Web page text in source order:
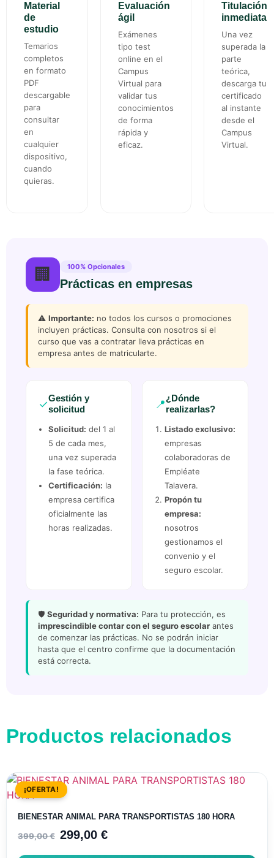
Material
de
estudio
Temarios
completos
en formato
PDF
descargable
para
consultar
en
cualquier
dispositivo,
cuando
quieras.
Evaluación
ágil
Exámenes
tipo test
online en el
Campus
Virtual para
validar tus
conocimientos
de forma
rápida y
eficaz.
Titulación
inmediata
Una vez
superada la
parte
teórica,
descarga tu
certificado
al instante
desde el
Campus
Virtual.
🏢 100% Opcionales
Prácticas en empresas
⚠️ Importante: no todos los cursos o promociones
incluyen prácticas. Consulta con nosotros si el
curso que vas a contratar lleva prácticas en
empresa antes de matricularte.
✓Gestión y
solicitud
Solicitud: del 1 al
5 de cada mes,
una vez superada
la fase teórica.
Certificación: la
empresa certifica
oficialmente las
horas realizadas.
📍¿Dónde
realizarlas?
Listado exclusivo:
empresas
colaboradoras de
Empléate
Talavera.
Propón tu
empresa:
nosotros
gestionamos el
convenio y el
seguro escolar.
🛡️ Seguridad y normativa: Para tu protección, es
imprescindible contar con el seguro escolar antes
de comenzar las prácticas. No se podrán iniciar
hasta que el centro confirme que la documentación
está correcta.
Productos relacionados
¡OFERTA!
BIENESTAR ANIMAL PARA TRANSPORTISTAS 180 HORA
399,00€ 299,00 €